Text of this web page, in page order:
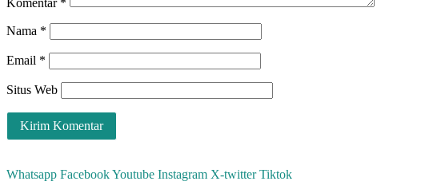
Nama *
Email *
Situs Web
Whatsapp FacebookYoutube Instagram X-twitter Tiktok